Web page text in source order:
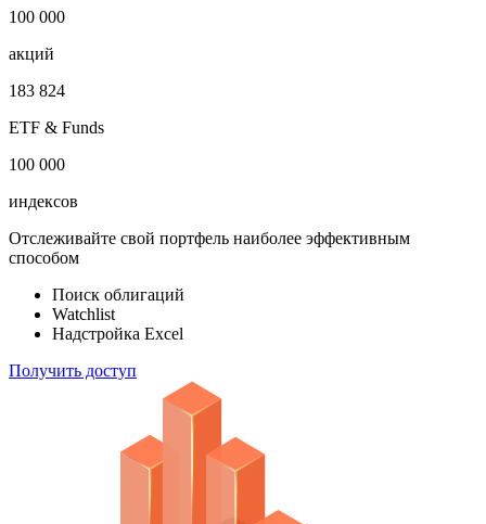
100 000
акций
183 824
ETF & Funds
100 000
индексов
Отслеживайте свой портфель наиболее эффективным
способом
Поиск облигаций
Watchlist
Надстройка Excel
Получить доступ